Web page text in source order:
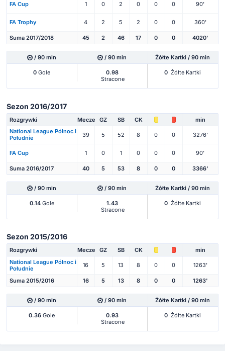
FA Cup 1 0 2 0 0 0 90'
FA Trophy 4 2 5 2 0 0 360'
Suma 2017/2018 45 2 46 17 0 0 4020'
/ 90 min / 90 min Żółte Kartki / 90 min
0 Gole
0.98
Stracone
0 Żółte Kartki
Sezon 2016/2017
Rozgrywki Mecze GZ SB CK
min
National League Północ i
Południe
39 5 52 8 0 0 3276'
FA Cup 1 0 1 0 0 0 90'
Suma 2016/2017 40 5 53 8 0 0 3366'
/ 90 min / 90 min Żółte Kartki / 90 min
0.14Gole
1.43
Stracone
0 Żółte Kartki
Sezon 2015/2016
Rozgrywki Mecze GZ SB CK
min
National League Północ i
Południe
16 5 13 8 0 0 1263'
Suma 2015/2016 16 5 13 8 0 0 1263'
/ 90 min / 90 min Żółte Kartki / 90 min
0.36 Gole
0.93
Stracone
0 Żółte Kartki